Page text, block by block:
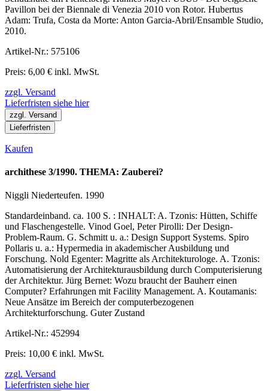
Pavillon bei der Biennale di Venezia 2010 von Rotor. Hubertus
Adam: Trufa, Costa da Morte: Anton Garcia-Abril/Ensamble Studio,
2010.
Artikel-Nr.: 575106
Preis: 6,00 € inkl. MwSt.
zzgl. Versand
Lieferfristen siehe hier
zzgl. Versand
Lieferfristen
Kaufen
archithese 3/1990. THEMA: Zauberei?
Niggli Niederteufen. 1990
Standardeinband. ca. 100 S. : INHALT: A. Tzonis: Hütten, Schiffe
und Flaschengestelle. Vinod Goel, Peter Pirolli: Der Design-
Problem-Raum. G. Schmitt u. a.: Design Support Systems. Spiro
Pollaris u. a.: Hypermedia in akademischer Ausbildung und
Forschung. Nold Egenter: Magritte als Architekturologe. A. Tzonis:
Automatisierung der Architekturausbildung durch Computerisierung
der Architektur. Jürg Bernet: Wozu braucht der Bauherr einen
Computer? Erfahrungen mit Facility Management. A. Koutamanis:
Neue Ansätze im Bereich der computerbezogenen
Architekturforschung. Guter Zustand
Artikel-Nr.: 452994
Preis: 10,00 € inkl. MwSt.
zzgl. Versand
Lieferfristen siehe hier